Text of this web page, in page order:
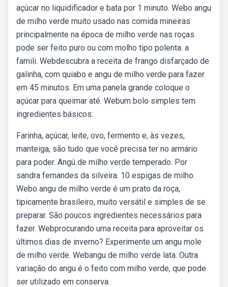
açúcar no liquidificador e bata por 1 minuto. Webo angu
de milho verde muito usado nas comida mineiras
principalmente na época de milho verde nas roças
pode ser feito puro ou com molho tipo polenta. a
famili. Webdescubra a receita de frango disfarçado de
galinha, com quiabo e angu de milho verde para fazer
em 45 minutos. Em uma panela grande coloque o
açúcar para queimar até. Webum bolo simples tem
ingredientes básicos:
Farinha, açúcar, leite, ovo, fermento e, às vezes,
manteiga, são tudo que você precisa ter no armário
para poder. Angú de milho verde temperado. Por
sandra fernandes da silveira. 10 espigas de milho.
Webo angu de milho verde é um prato da roça,
tipicamente brasileiro, muito versátil e simples de se
preparar. São poucos ingredientes necessários para
fazer. Webprocurando uma receita para aproveitar os
últimos dias de inverno? Experimente um angu mole
de milho verde. Webangu de milho verde lata. Outra
variação do angu é o feito com milho verde, que pode
ser utilizado em conserva.